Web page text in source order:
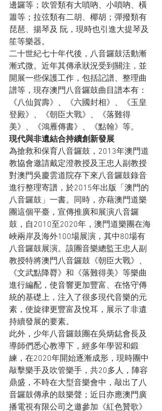
邊鑼等；吹管類有大嗩吶、小嗩吶、橫
簫等；拉弦類有二胡、椰胡；彈撥類有
琵琶、揚琴及 阮，現時也引進大提琴及
笙等樂器。
二十世紀七十年代後，八音鑼鼓活動漸
漸式微。近年其傳承狀況受到關注，並
開展一些保護工作，包括記譜、整理曲
譜等，現存澳門八音鑼鼓曲目譜本有：
《八仙賀壽》、《六國封相》、《玉皇
登殿》、《朝臣大戰》、《落難得
美》、《鴻雁傳書》、《點翰》等。
現代與非遺結合持續創新發展
為搶救和保育八音鑼鼓，2013年澳門道
教協會邀請戴定澄教授及王忠人副教授
對澳門吳慶雲道院存下來八音鑼鼓錄音
進行整理寄譜，於2015年出版「澳門的
八音鑼鼓」一書。同時，亦藉澳門道樂
團這個平臺，宣傳推廣和展演八音鑼
鼓，自2010至2020年，澳門道樂團在海
峽兩岸及海外100場展演，其中80場有
八音鑼鼓展演。該團音樂總監王忠人副
教授特將澳門八音鑼鼓《朝臣大戰》、
《文武點降脣》和《落難得美》等樂曲
進行編配，使音響更加豐富、在恪守傳
統的基礎上，注入了很多現代音樂的元
素，使旋律更豐富及悅耳，展示了非遺
持續發展的要素。
此外，少年八音鑼鼓團在吳炳鋕會長及
導師們悉心教導下，經多年學習和鍛
練，在2020年開始逐漸成形，現時團中
敲擊樂手及吹管樂手，共20多人，陣容
鼎盛，不時在大型音樂會中，敲出了八
音鑼鼓傳承的鼓樂聲；近日亦應澳門廣
播電視有限公司之邀參加《紅色贊歌》